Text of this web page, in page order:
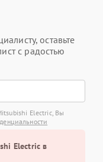
оставьте
с радостью
Electric, Вы
Electric в